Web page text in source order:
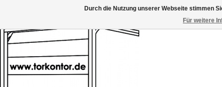
Durch die Nutzung unserer Webseite stimmen
Für weitere